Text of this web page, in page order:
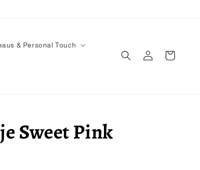
& Personal Touch
InloggenWinkelwagen
Sweet Pink